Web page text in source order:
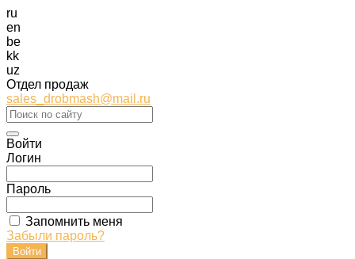
ru
en
be
kk
uz
Отдел продаж
sales_drobmash@mail.ru
Войти
Логин
Пароль
Запомнить меня
Забыли пароль?